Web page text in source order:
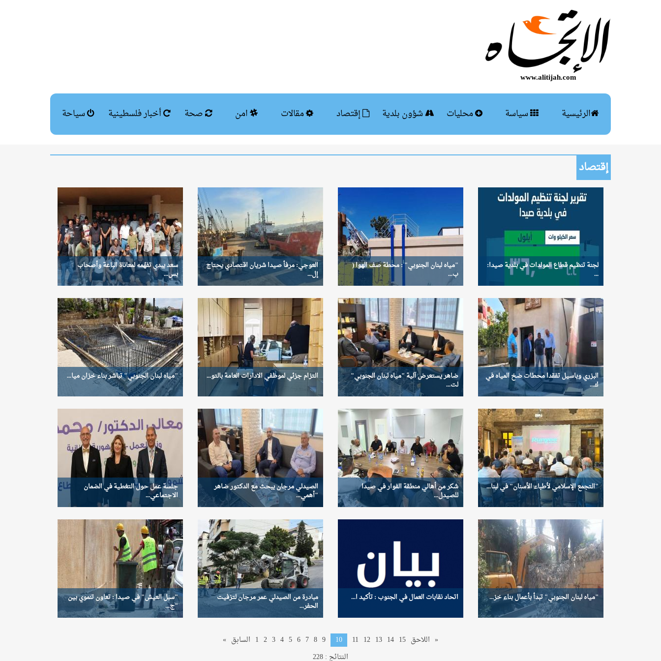
www.alitijah.com
الرئيسية سياسة محليات شؤون بلدية إقتصاد مقالات امن صحة أخبار فلسطينية سياحة
إقتصاد
لجنة تنظيم قطاع المولدات في بلدية صيدا:
...
"مياه لبنان الجنوبي" : محطة صف الهوا (
ب...
العوجي: مرفأ صيدا شريان اقتصادي يحتاج
إل...
سعد يبدي تفهّمه لمعاناة الباعة وأصحاب
بس...
البزري وباسيل تفقدا محطات ضخ المياه في
ك...
ضاهر يستعرض آلية "مياه لبنان الجنوبي"
لت...
التزام جزئي لموظفي الادارات العامة بالتو... "مياه لبنان الجنوبي" تباشر بناء خزان ميا...
"التجمع الإسلامي لأطباء الأسنان" في لبنا... شكر من أهالي منطقة الفوار في صيدا
للصيدل...
الصيدلي مرجان يبحث مع الدكتور ضاهر
"أهمي...
جلسة عمل حول التغطية في الضمان
الاجتماعي...
"مياه لبنان الجنوبي" تبدأ بأعمال بناء خز... اتحاد نقابات العمال في الجنوب : تأكيد ا... مبادرة من الصيدلي عمر مرجان لتزفيت
الحفر...
"سبل العيش" في صيدا : تعاون تنموي بين
"ج...
« السابق 1 2 3 4 5 6 7 8 9 10 11 12 13 14 15 اللاحق »
النتائج : 228